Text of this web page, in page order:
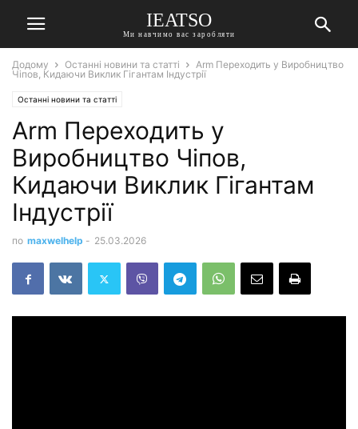
IEATSO
Ми навчимо вас заробляти
Додому Останні новини та статті
Arm Переходить у Виробництво
Чіпов, Кидаючи Виклик Гігантам Індустрії
Останні новини та статті
Arm Переходить у
Виробництво Чіпов,
Кидаючи Виклик Гігантам
Індустрії
по maxwelhelp - 25.03.2026